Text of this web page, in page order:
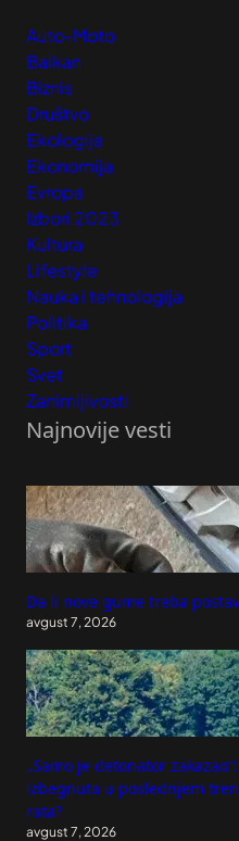
Auto-Moto
Balkan
Biznis
Društvo
Ekologija
Ekonomija
Evropa
Izbori 2023
Kultura
Lifestyle
Nauka i tehnologija
Politika
Sport
Svet
Zanimljivosti
Najnovije vesti
Da li nove gume treba
avgust 7, 2026
„Samo je detonator
izbegnuta u poslednjem
rata?
avgust 7, 2026